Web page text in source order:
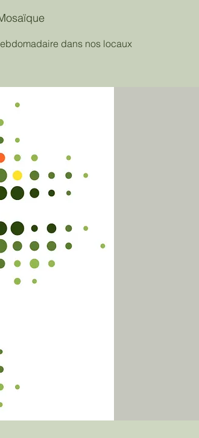
dans nos locaux